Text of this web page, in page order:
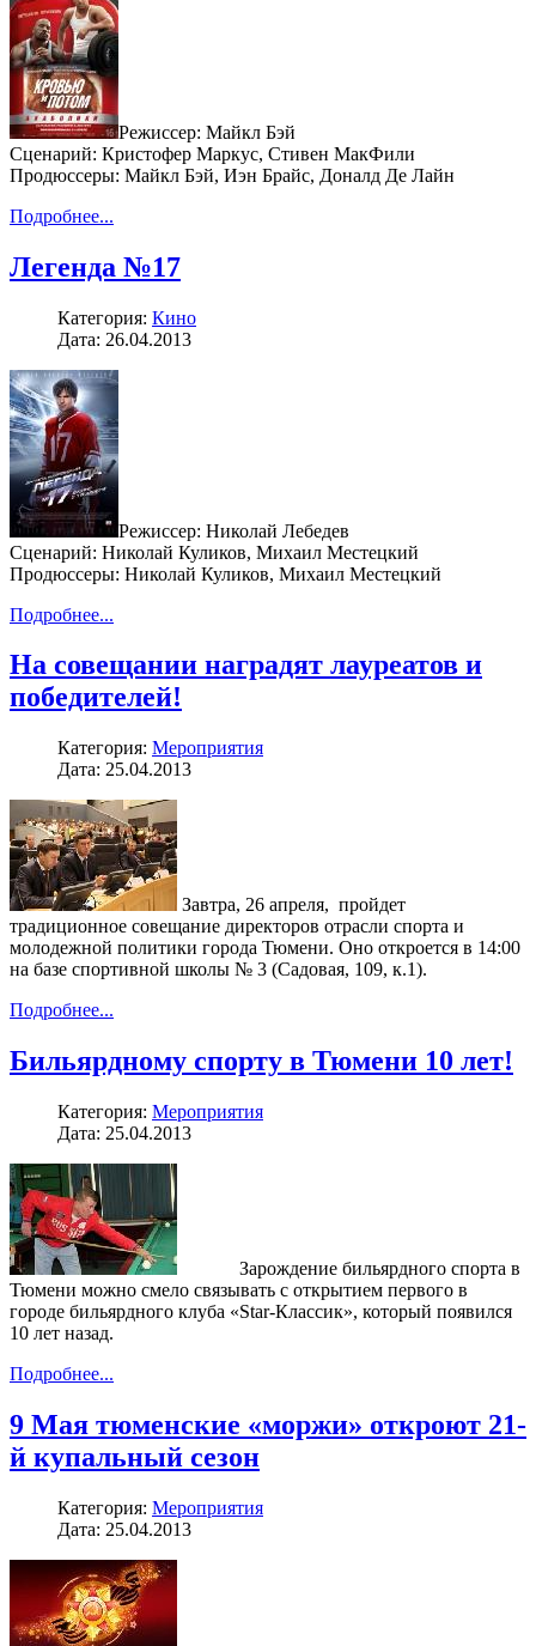
Режиссер: Майкл Бэй
Сценарий: Кристофер Маркус, Стивен МакФили
Продюссеры: Майкл Бэй, Иэн Брайс, Доналд Де Лайн
Подробнее...
Легенда №17
Категория: Кино
Дата: 26.04.2013
Режиссер: Николай Лебедев
Сценарий: Николай Куликов, Михаил Местецкий
Продюссеры: Николай Куликов, Михаил Местецкий
Подробнее...
На совещании наградят лауреатов и
победителей!
Категория: Мероприятия
Дата: 25.04.2013
Завтра, 26 апреля, пройдет
традиционное совещание директоров отрасли спорта и
молодежной политики города Тюмени. Оно откроется в 14:00
на базе спортивной школы № 3 (Садовая, 109, к.1).
Подробнее...
Бильярдному спорту в Тюмени 10 лет!
Категория: Мероприятия
Дата: 25.04.2013
Зарождение бильярдного спорта в
Тюмени можно смело связывать с открытием первого в
городе бильярдного клуба «Star-Классик», который появился
10 лет назад.
Подробнее...
9 Мая тюменские «моржи» откроют 21-
й купальный сезон
Категория: Мероприятия
Дата: 25.04.2013